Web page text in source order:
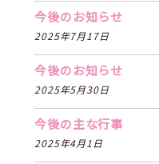
今後のお知らせ
2025年7月17日
今後のお知らせ
2025年5月30日
今後の主な行事
2025年4月1日